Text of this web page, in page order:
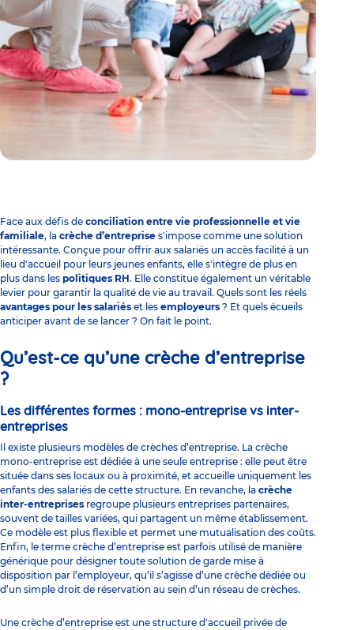
Face aux défis de conciliation entre vie professionnelle et vie
familiale, la crèche d’entreprise s'impose comme une solution
intéressante. Conçue pour offrir aux salariés un accès facilité à un
lieu d'accueil pour leurs jeunes enfants, elle s'intègre de plus en
plus dans les politiques RH. Elle constitue également un véritable
levier pour garantir la qualité de vie au travail . Quels sont les réels
avantages pour les salariés et les employeurs ? Et quels écueils
anticiper avant de se lancer ? On fait le point.
Qu’est-ce qu’une crèche d’entreprise
?
Les différentes formes : mono-entreprise vs inter-
entreprises
Il existe plusieurs modèles de crèches d’entreprise. La crèche
mono-entreprise est dédiée à une seule entreprise : elle peut être
située dans ses locaux ou à proximité, et accueille uniquement les
enfants des salariés de cette structure. En revanche, la crèche
inter-entreprises regroupe plusieurs entreprises partenaires,
souvent de tailles variées, qui partagent un même établissement.
Ce modèle est plus flexible et permet une mutualisation des coûts.
Enfin, le terme crèche d’entreprise est parfois utilisé de manière
générique pour désigner toute solution de garde mise à
disposition par l’employeur, qu’il s’agisse d’une crèche dédiée ou
d’un simple droit de réservation au sein d’un réseau de crèches.
Une crèche d’entreprise est une structure d'accueil privée de